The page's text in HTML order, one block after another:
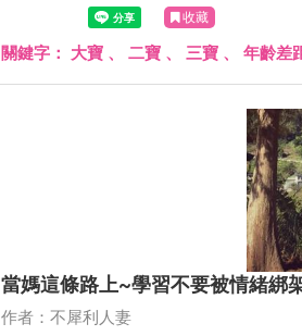
收藏
關鍵字： 大寶 、 二寶 、 三寶 、 年齡差
當媽這條路上~學習不要被情緒綁
作者：不犀利人妻